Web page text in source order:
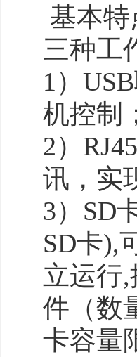
基本特
三种工
1）
机控制
2）
讯，实
3）SD
SD卡),
立运行
件（数
卡容量